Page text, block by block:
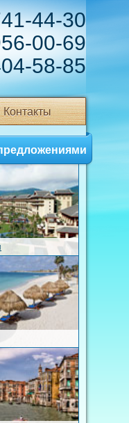
44-30
00-69
58-85
Контакты